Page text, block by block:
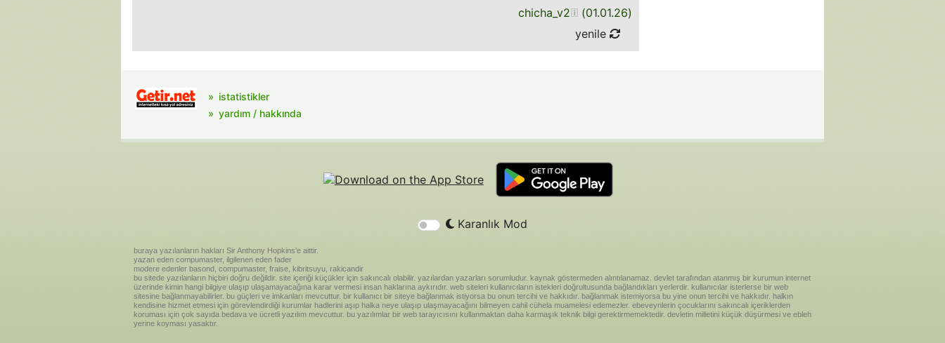
chicha_v2 (01.01.26)
yenile
istatistikler
yardım / hakkında
Karanlık Mod
buraya yazılanların hakları Sir Anthony Hopkins'e aittir.
yazan eden compumaster, ilgilenen eden fader
modere edenler basond, compumaster, fraise, kibritsuyu, rakicandir
bu sitede yazılanların hiçbiri doğru değildir. site içeriği küçükler için sakıncalı olabilir. yazılardan yazarları sorumludur. kaynak göstermeden alıntılanamaz. devlet tarafından atanmış bir kurumun internet
üzerinde kimin hangi bilgiye ulaşıp ulaşamayacağına karar vermesi insan haklarına aykırıdır. web siteleri kullanıcıların istekleri doğrultusunda bağlandıkları yerlerdir. kullanıcılar isterlerse bir web
sitesine bağlanmayabilirler. bu güçleri ve imkanları mevcuttur. bir kullanıcı bir siteye bağlanmak istiyorsa bu onun tercihi ve hakkıdır. bağlanmak istemiyorsa bu yine onun tercihi ve hakkıdır. halkın
kendisine hizmet etmesi için görevlendirdiği kurumlar hadlerini aşıp halka neye ulaşıp ulaşmayacağını bilmeyen cahil cühela muamelesi edemezler. ebeveynlerin çocuklarını sakıncalı içeriklerden
koruması için çok sayıda bedava ve ücretli yazılım mevcuttur. bu yazılımlar bir web tarayıcısını kullanmaktan daha karmaşık teknik bilgi gerektirmemektedir. devletin milletini küçük düşürmesi ve ebleh
yerine koyması yasaktır.